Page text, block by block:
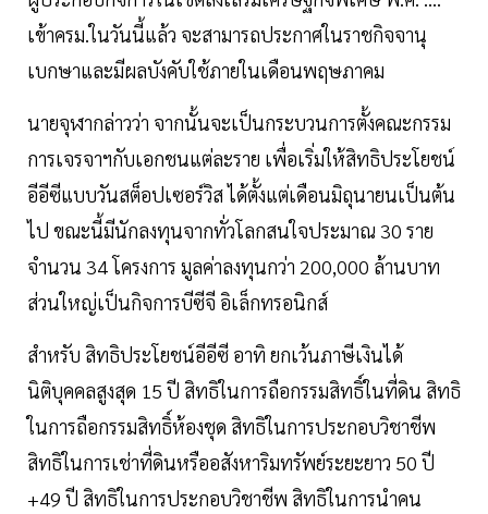
เข้าครม.ในวันนี้แล้ว จะสามารถประกาศในราชกิจจานุ
เบกษาและมีผลบังคับใช้ภายในเดือนพฤษภาคม
นายจุฬากล่าวว่า จากนั้นจะเป็นกระบวนการตั้งคณะกรรม
การเจรจาฯกับเอกชนแต่ละราย เพื่อเริ่มให้สิทธิประโยชน์
อีอีซีแบบวันสต็อปเซอร์วิส ได้ตั้งแต่เดือนมิถุนายนเป็นต้น
ไป ขณะนี้มีนักลงทุนจากทั่วโลกสนใจประมาณ 30 ราย
จำนวน 34 โครงการ มูลค่าลงทุนกว่า 200,000 ล้านบาท
ส่วนใหญ่เป็นกิจการบีซีจี อิเล็กทรอนิกส์
สำหรับ สิทธิประโยชน์อีอีซี อาทิ ยกเว้นภาษีเงินได้
นิติบุคคลสูงสุด 15 ปี สิทธิในการถือกรรมสิทธิ์ในที่ดิน สิทธิ
ในการถือกรรมสิทธิ์ห้องชุด สิทธิในการประกอบวิชาชีพ
สิทธิในการเช่าที่ดินหรืออสังหาริมทรัพย์ระยะยาว 50 ปี
+49 ปี สิทธิในการประกอบวิชาชีพ สิทธิในการนำคน